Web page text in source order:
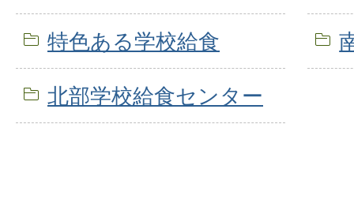
特色ある学校給食
北部学校給食センター